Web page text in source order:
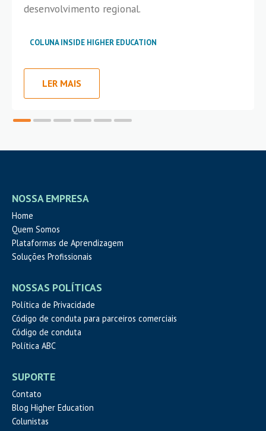
desenvolvimento regional.
COLUNA INSIDE HIGHER EDUCATION
LER MAIS
NOSSA EMPRESA
Home
Quem Somos
Plataformas de Aprendizagem
Soluções Profissionais
NOSSAS POLÍTICAS
Política de Privacidade
Código de conduta para parceiros comerciais
Código de conduta
Política ABC
SUPORTE
Contato
Blog Higher Education
Colunistas